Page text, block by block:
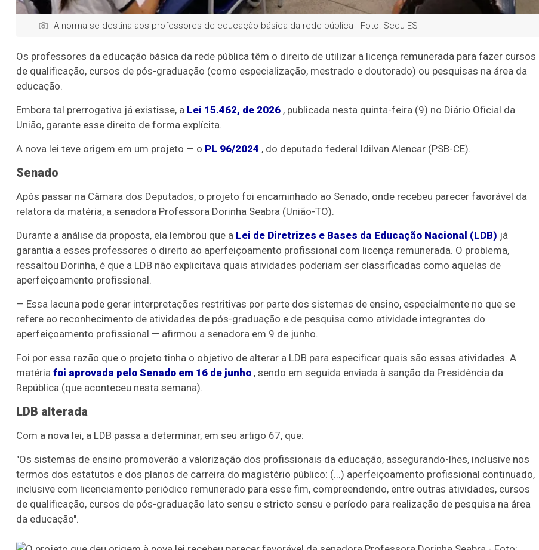
A norma se destina aos professores de educação básica da rede pública - Foto: Sedu-ES
Os professores da educação básica da rede pública têm o direito de utilizar a licença remunerada para fazer cursos
de qualificação, cursos de pós-graduação (como especialização, mestrado e doutorado) ou pesquisas na área da
educação.
Embora tal prerrogativa já existisse, a Lei 15.462, de 2026 , publicada nesta quinta-feira (9) no Diário Oficial da
União, garante esse direito de forma explícita.
A nova lei teve origem em um projeto — o PL 96/2024 , do deputado federal Idilvan Alencar (PSB-CE).
Senado
Após passar na Câmara dos Deputados, o projeto foi encaminhado ao Senado, onde recebeu parecer favorável da
relatora da matéria, a senadora Professora Dorinha Seabra (União-TO).
Durante a análise da proposta, ela lembrou que a Lei de Diretrizes e Bases da Educação Nacional (LDB) já
garantia a esses professores o direito ao aperfeiçoamento profissional com licença remunerada. O problema,
ressaltou Dorinha, é que a LDB não explicitava quais atividades poderiam ser classificadas como aquelas de
aperfeiçoamento profissional.
— Essa lacuna pode gerar interpretações restritivas por parte dos sistemas de ensino, especialmente no que se
refere ao reconhecimento de atividades de pós-graduação e de pesquisa como atividade integrantes do
aperfeiçoamento profissional — afirmou a senadora em 9 de junho.
Foi por essa razão que o projeto tinha o objetivo de alterar a LDB para especificar quais são essas atividades. A
matéria foi aprovada pelo Senado em 16 de junho , sendo em seguida enviada à sanção da Presidência da
República (que aconteceu nesta semana).
LDB alterada
Com a nova lei, a LDB passa a determinar, em seu artigo 67, que:
"Os sistemas de ensino promoverão a valorização dos profissionais da educação, assegurando-lhes, inclusive nos
termos dos estatutos e dos planos de carreira do magistério público: (...) aperfeiçoamento profissional continuado,
inclusive com licenciamento periódico remunerado para esse fim, compreendendo, entre outras atividades, cursos
de qualificação, cursos de pós-graduação lato sensu e stricto sensu e período para realização de pesquisa na área
da educação".